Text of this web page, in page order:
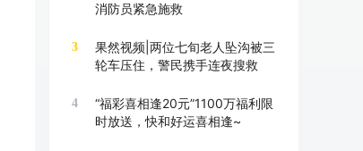
消防员紧急施救
3
果然视频|两位七旬老人坠沟被三
轮车压住，警民携手连夜搜救
4
“福彩喜相逢20元”1100万福利限
时放送，快和好运喜相逢~